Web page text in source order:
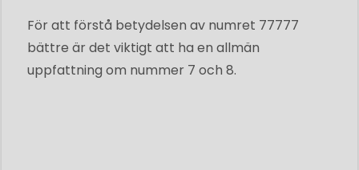
För att förstå betydelsen av numret 77777
bättre är det viktigt att ha en allmän
uppfattning om nummer 7 och 8.